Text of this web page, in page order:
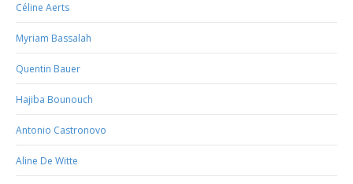
Céline Aerts
Myriam Bassalah
Quentin Bauer
Hajiba Bounouch
Antonio Castronovo
Aline De Witte